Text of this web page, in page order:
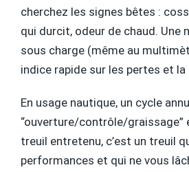
cherchez les signes bêtes :
qui durcit, odeur de chaud. Une
sous charge (même au
indice rapide sur les pertes et la
En usage nautique, un cycle
“ouverture/contrôle/graissage”
treuil entretenu, c’est un treuil
performances et qui ne vous